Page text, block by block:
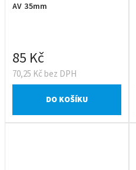
AV 35mm
70,25 Kč bez DPH
85 Kč
DO KOŠÍKU